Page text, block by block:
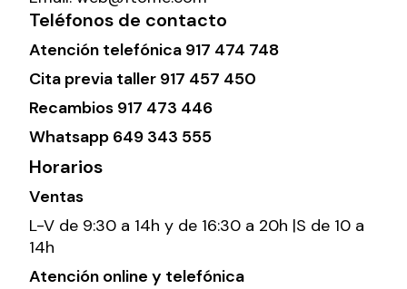
Teléfonos de contacto
Atención telefónica 917 474 748
Cita previa taller 917 457 450
Recambios 917 473 446
Whatsapp 649 343 555
Horarios
Ventas
L-V de 9:30 a 14h y de 16:30 a 20h |S de 10 a
14h
Atención online y telefónica